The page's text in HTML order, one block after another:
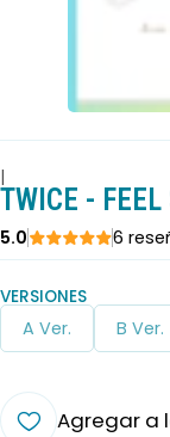
|
TWICE -
5.0 6
VERSIONES
A Ver. B Ver.
Agregar a